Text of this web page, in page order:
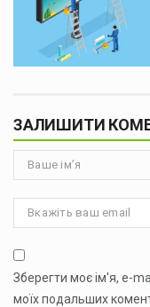
ЗАЛИШИТИ
Зберегти моє ім'я, e-
моїх подальших